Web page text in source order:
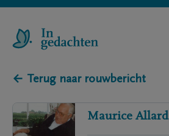
← Terug naar rouwbericht
Maurice Allard